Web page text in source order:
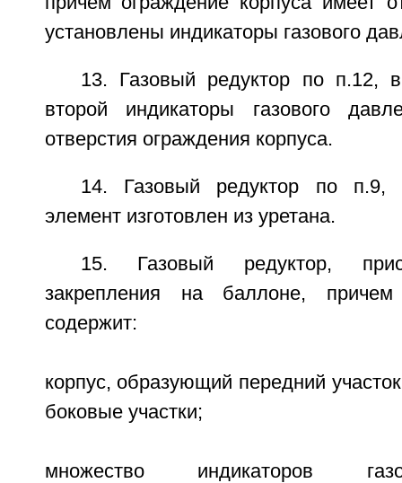
установлены индикаторы газового
13. Газовый редуктор по п.12,
второй индикаторы газового
отверстия ограждения корпуса.
14. Газовый редуктор по п.9,
элемент изготовлен из уретана.
15. Газовый редуктор,
закрепления на баллоне, причем
содержит:
корпус, образующий передний
боковые участки;
множество индикаторов